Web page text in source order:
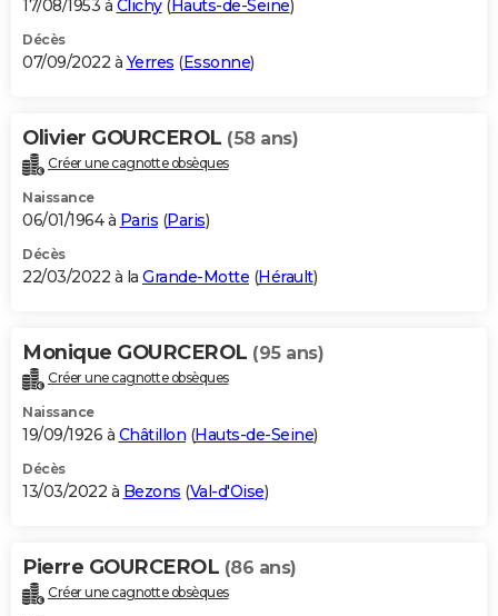
17/08/1953 à Clichy( Hauts-de-Seine)
Décès
07/09/2022 à Yerres (Essonne)
Olivier GOURCEROL (58 ans)
Créer une cagnotte obsèques
Naissance
06/01/1964 à Paris (Paris)
Décès
22/03/2022 à la Grande-Motte (Hérault)
Monique GOURCEROL (95 ans)
Créer une cagnotte obsèques
Naissance
19/09/1926 à Châtillon (Hauts-de-Seine)
Décès
13/03/2022 à Bezons (Val-d'Oise)
Pierre GOURCEROL (86 ans)
Créer une cagnotte obsèques